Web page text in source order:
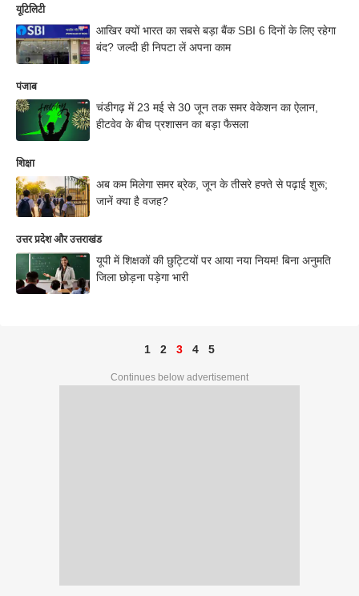
यूटिलिटी
आखिर क्यों भारत का सबसे बड़ा बैंक SBI 6 दिनों के लिए रहेगा
बंद? जल्दी ही निपटा लें अपना काम
पंजाब
चंडीगढ़ में 23 मई से 30 जून तक समर वेकेशन का ऐलान,
हीटवेव के बीच प्रशासन का बड़ा फैसला
शिक्षा
अब कम मिलेगा समर ब्रेक, जून के तीसरे हफ्ते से पढ़ाई शुरू;
जानें क्या है वजह?
उत्तर प्रदेश और उत्तराखंड
यूपी में शिक्षकों की छुट्टियों पर आया नया नियम! बिना अनुमति
जिला छोड़ना पड़ेगा भारी
1 2 3 4 5
Continues below advertisement